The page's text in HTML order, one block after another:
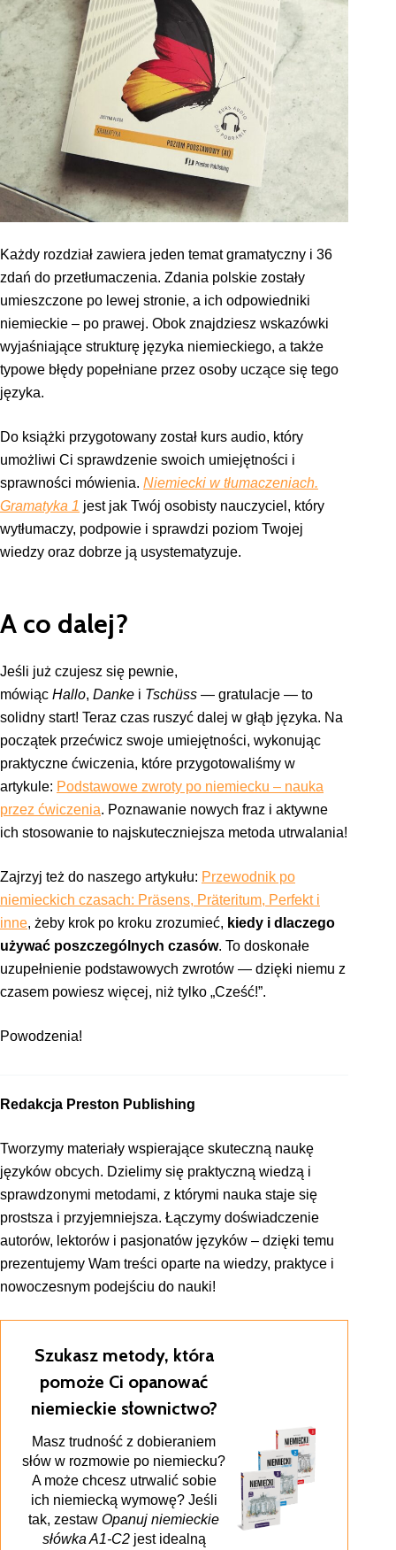
Każdy rozdział zawiera jeden temat gramatyczny i 36
zdań do przetłumaczenia. Zdania polskie zostały
umieszczone po lewej stronie, a ich odpowiedniki
niemieckie – po prawej. Obok znajdziesz wskazówki
wyjaśniające strukturę języka niemieckiego, a także
typowe błędy popełniane przez osoby uczące się tego
języka.
Do książki przygotowany został kurs audio, który
umożliwi Ci sprawdzenie swoich umiejętności i
sprawności mówienia. Niemiecki w tłumaczeniach.
Gramatyka 1 jest jak Twój osobisty nauczyciel, który
wytłumaczy, podpowie i sprawdzi poziom Twojej
wiedzy oraz dobrze ją usystematyzuje.
A co dalej?
Jeśli już czujesz się pewnie,
mówiąc Hallo, Danke i Tschüss — gratulacje — to
solidny start! Teraz czas ruszyć dalej w głąb języka. Na
początek przećwicz swoje umiejętności, wykonując
praktyczne ćwiczenia, które przygotowaliśmy w
artykule: Podstawowe zwroty po niemiecku – nauka
przez ćwiczenia. Poznawanie nowych fraz i aktywne
ich stosowanie to najskuteczniejsza metoda utrwalania!
Zajrzyj też do naszego artykułu: Przewodnik po
niemieckich czasach: Präsens, Präteritum, Perfekt i
inne, żeby krok po kroku zrozumieć, kiedy i dlaczego
używać poszczególnych czasów. To doskonałe
uzupełnienie podstawowych zwrotów — dzięki niemu z
czasem powiesz więcej, niż tylko „Cześć!”.
Powodzenia!
Redakcja Preston Publishing
Tworzymy materiały wspierające skuteczną naukę
języków obcych. Dzielimy się praktyczną wiedzą i
sprawdzonymi metodami, z którymi nauka staje się
prostsza i przyjemniejsza. Łączymy doświadczenie
autorów, lektorów i pasjonatów języków – dzięki temu
prezentujemy Wam treści oparte na wiedzy, praktyce i
nowoczesnym podejściu do nauki!
Szukasz metody, która
pomoże Ci opanować
niemieckie słownictwo?
Masz trudność z dobieraniem
słów w rozmowie po niemiecku?
A może chcesz utrwalić sobie
ich niemiecką wymowę? Jeśli
tak, zestawOpanuj niemieckie
słówka A1-C2jest idealną